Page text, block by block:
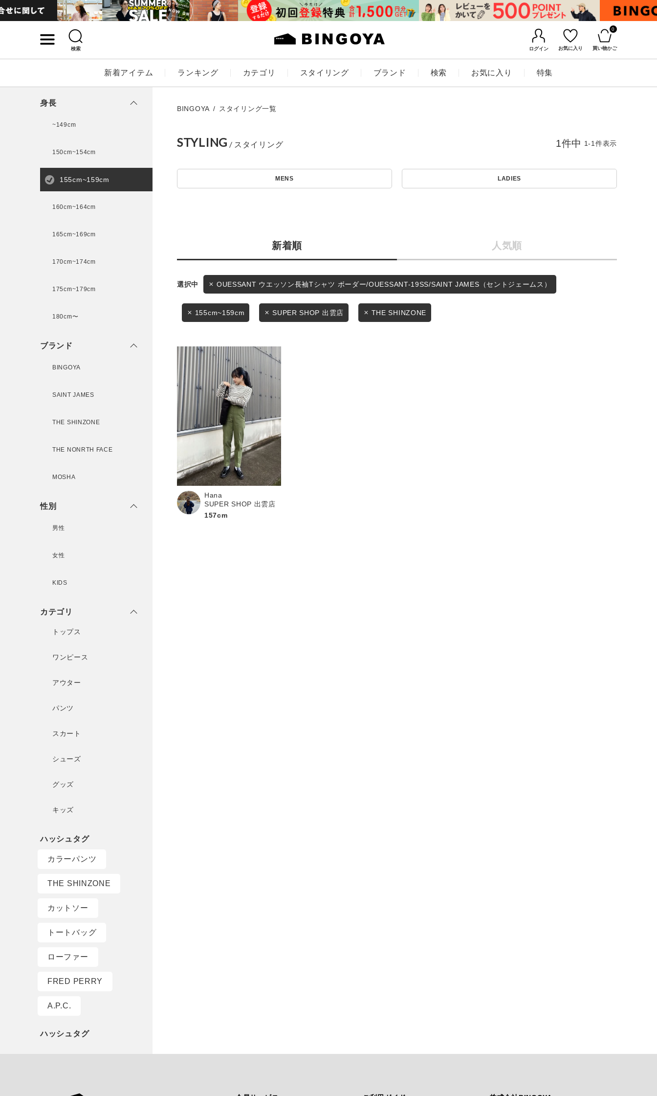
検索 ログイン お気に入り
0
買い物かご
新着アイテム ランキング カテゴリ スタイリング ブランド 検索 お気に入り 特集
ログイン / マイページ
スタイリングから探す
ブランドから探す
WEB限定アイテムを探す
履き比べ可能商品から探す
BINGOYAについて
採用情報
ギフトカード
キーワード
LADIES KIDS
価格
セール価格 WEB限定
在庫
身長
~149cm
150cm~154cm
155cm~159cm
160cm~164cm
165cm~169cm
170cm~174cm
175cm~179cm
180cm〜
ブランド
BINGOYA
SAINT JAMES
THE SHINZONE
THE NONRTH FACE
MOSHA
性別
男性
女性
KIDS
カテゴリ
トップス
ワンピース
アウター
パンツ
スカート
シューズ
グッズ
キッズ
カラーパンツ
THE SHINZONE
カットソー
トートバッグ
ローファー
FRED PERRY
A.P.C.
BINGOYA スタイリング一覧
STYLING
MENS LADIES
新着順 人気順
1件中 1-1件表示
OUESSANT ウエッソン長袖Tシャツ ボーダー/OUESSANT-19SS/SAINT JAMES（セントジェームス）
155cm~159cm SUPER SHOP 出雲店 THE SHINZONE
Hana
SUPER SHOP 出雲店
157cm